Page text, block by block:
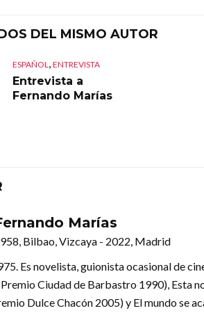
DEL MISMO AUTOR
ESPAÑOL, ENTREVISTA
Entrevista a
Fernando Marías
Marías
Bilbao, Vizcaya - 2022, Madrid
Es novelista, guionista ocasional de
Ciudad de Barbastro 1990), Esta
Dulce Chacón 2005) y El mundo se